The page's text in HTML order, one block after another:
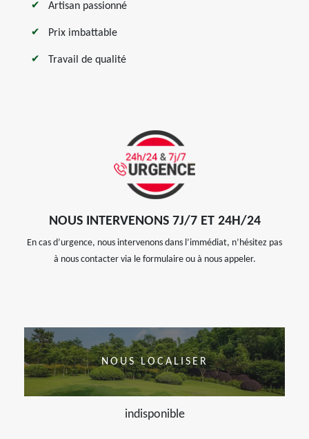
Artisan passionné
Prix imbattable
Travail de qualité
NOUS INTERVENONS 7J/7 ET 24H/24
En cas d’urgence, nous intervenons dans l’immédiat, n’hésitez pas
à nous contacter via le formulaire ou à nous appeler.
NOUS LOCALISER
indisponible